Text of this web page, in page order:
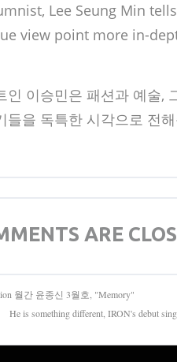
Lee Seung Min
view point more in-
인 이승민은 패션과 예술,
들을 독특한 시각으로 전
ARE
월간 윤종신 3월호, "Memory"
He is something different, IRON's debut